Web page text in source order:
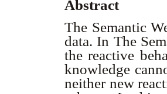
Abstract
The Semantic
data. In The
the reactive
knowledge
neither new